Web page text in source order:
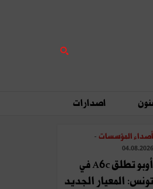
اصدارات
أصداء المؤسسات -
04.08.2026
أوبو تطلق A6c في
تونس: المعيار الجديد